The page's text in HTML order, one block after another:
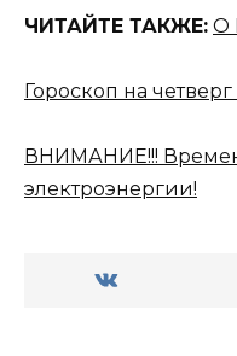
ЧИТАЙТЕ ТАКЖЕ: О
Гороскоп на
ВНИМАНИЕ!!!
электроэнергии!